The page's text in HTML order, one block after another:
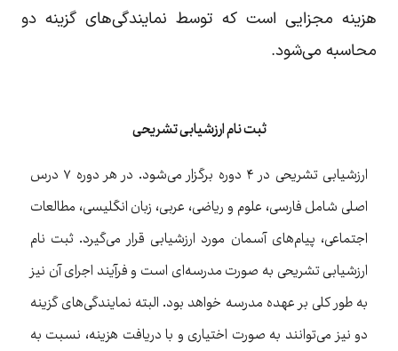
هزینه مجزایی است که توسط نمایندگی‌های گزینه دو
محاسبه می‌شود.
ثبت نام ارزشیابی تشریحی
ارزشیابی تشریحی در ۴ دوره برگزار می‌شود. در هر دوره ۷ درس
اصلی شامل فارسی، علوم و ریاضی، عربی، زبان انگلیسی، مطالعات
اجتماعی، پیام‌های آسمان مورد ارزشیابی قرار می‌گیرد. ثبت نام
ارزشیابی تشریحی به صورت مدرسه‌ای است و فرآیند اجرای آن نیز
به طور کلی بر عهده مدرسه خواهد بود. البته نمایندگی‌های گزینه
دو نیز می‌توانند به صورت اختیاری و با دریافت هزینه، نسبت به